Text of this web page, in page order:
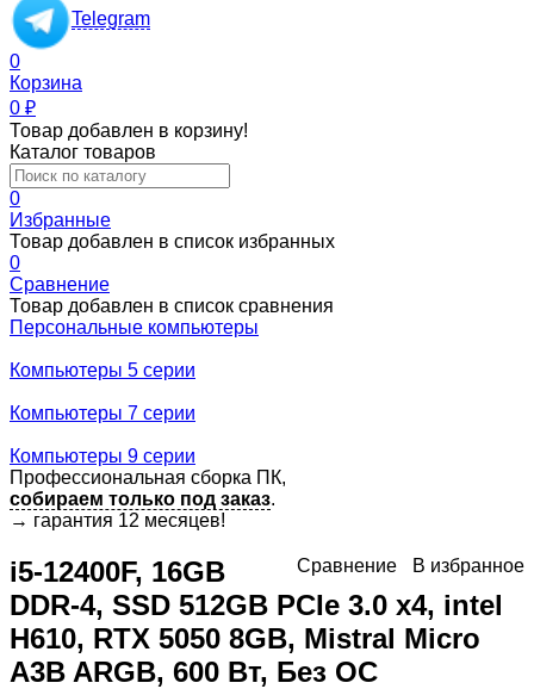
Telegram
0
Корзина
0 ₽
Товар добавлен в корзину!
Каталог товаров
0
Избранные
Товар добавлен в список избранных
0
Сравнение
Товар добавлен в список сравнения
Персональные компьютеры
Компьютеры 5 серии
Компьютеры 7 серии
Компьютеры 9 серии
Профессиональная сборка ПК,
собираем только под заказ.
→ гарантия 12 месяцев!
В избранное
Сравнение
i5-12400F, 16GB
DDR-4, SSD 512GB PCIe 3.0 x4, intel
H610, RTX 5050 8GB, Mistral Micro
A3B ARGB, 600 Вт, Без ОС